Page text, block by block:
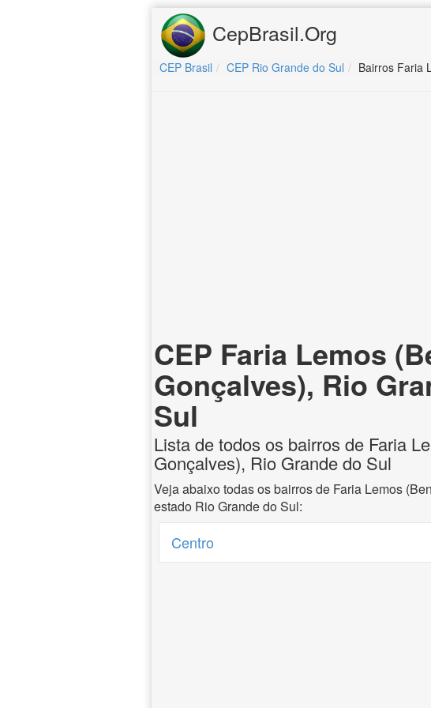
CepBrasil.Org
CEP Brasil CEP Rio Grande do Sul Bairros Faria
CEP Faria Lemos
Gonçalves), Rio
Sul
Lista de todos os bairros de Faria
Gonçalves), Rio Grande do Sul
Veja abaixo todas os bairros de Faria Lemos
estado Rio Grande do Sul:
Centro